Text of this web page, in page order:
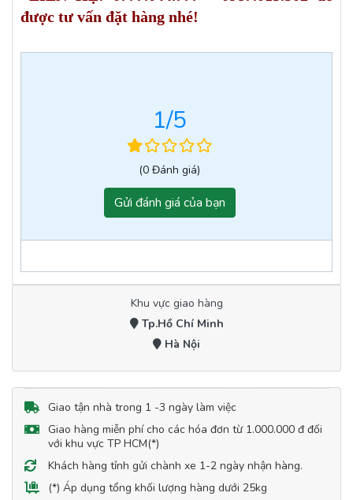
được tư vấn đặt hàng nhé!
1/5
(0 Đánh giá)
Gửi đánh giá của bạn
Khu vực giao hàng
Tp.Hồ Chí Minh
Hà Nội
Giao tận nhà trong 1 -3 ngày làm việc
Giao hàng miễn phí cho các hóa đơn từ 1.000.000 đ đối
với khu vực TP HCM(*)
Khách hàng tỉnh gửi chành xe 1-2 ngày nhận hàng.
(*) Áp dụng tổng khối lượng hàng dưới 25kg